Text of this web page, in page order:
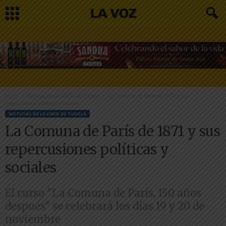
Inicio Noticias de la UNED de Tudela
La Comuna de París de 1871 y sus
repercusiones políticas y sociales
NOTICIAS DE LA UNED DE TUDELA
La Comuna de París de 1871 y sus
repercusiones políticas y
sociales
El curso "La Comuna de París, 150 años
después" se celebrará los días 19 y 20 de
noviembre